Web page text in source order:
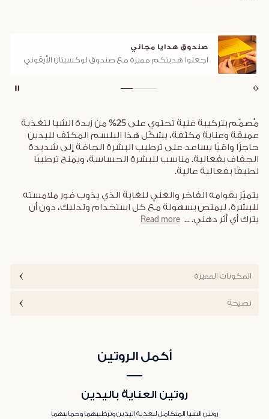
صندوق هدايا مجاني
اجعلوا هديتكم مميزة مع صندوق لوكسيتان الأيقوني
مُصمَّم بتركيبة غنية تحتوي على 25% من زبدة الشيا لتغذية
عميقة وعناية مكثفة، يشكّل هذا البلسم المكثف لليدين
حاجزًا واقيًا يساعد على ترطيب البشرة الجافة إلى شديدة
الجفاف بفعالية. مناسب للبشرة الحساسة، ويمنح ترطيبًا
لطيفًا بفعالية عالية.
يتميّز بقوامه الفاخر والغني للغاية الذي يذوب فور ملامسته
للبشرة، ليمتص بسهولة مع كل استخدام وتدليك، دون أن
يترك أي أثر دهني....
Read more
المكونات المميزة
نصيحة
أكمل الروتين
روتين العناية باليدين
روتين الشيا المتكامل لتغذية اليدين وترطيبهما وحمايتهما